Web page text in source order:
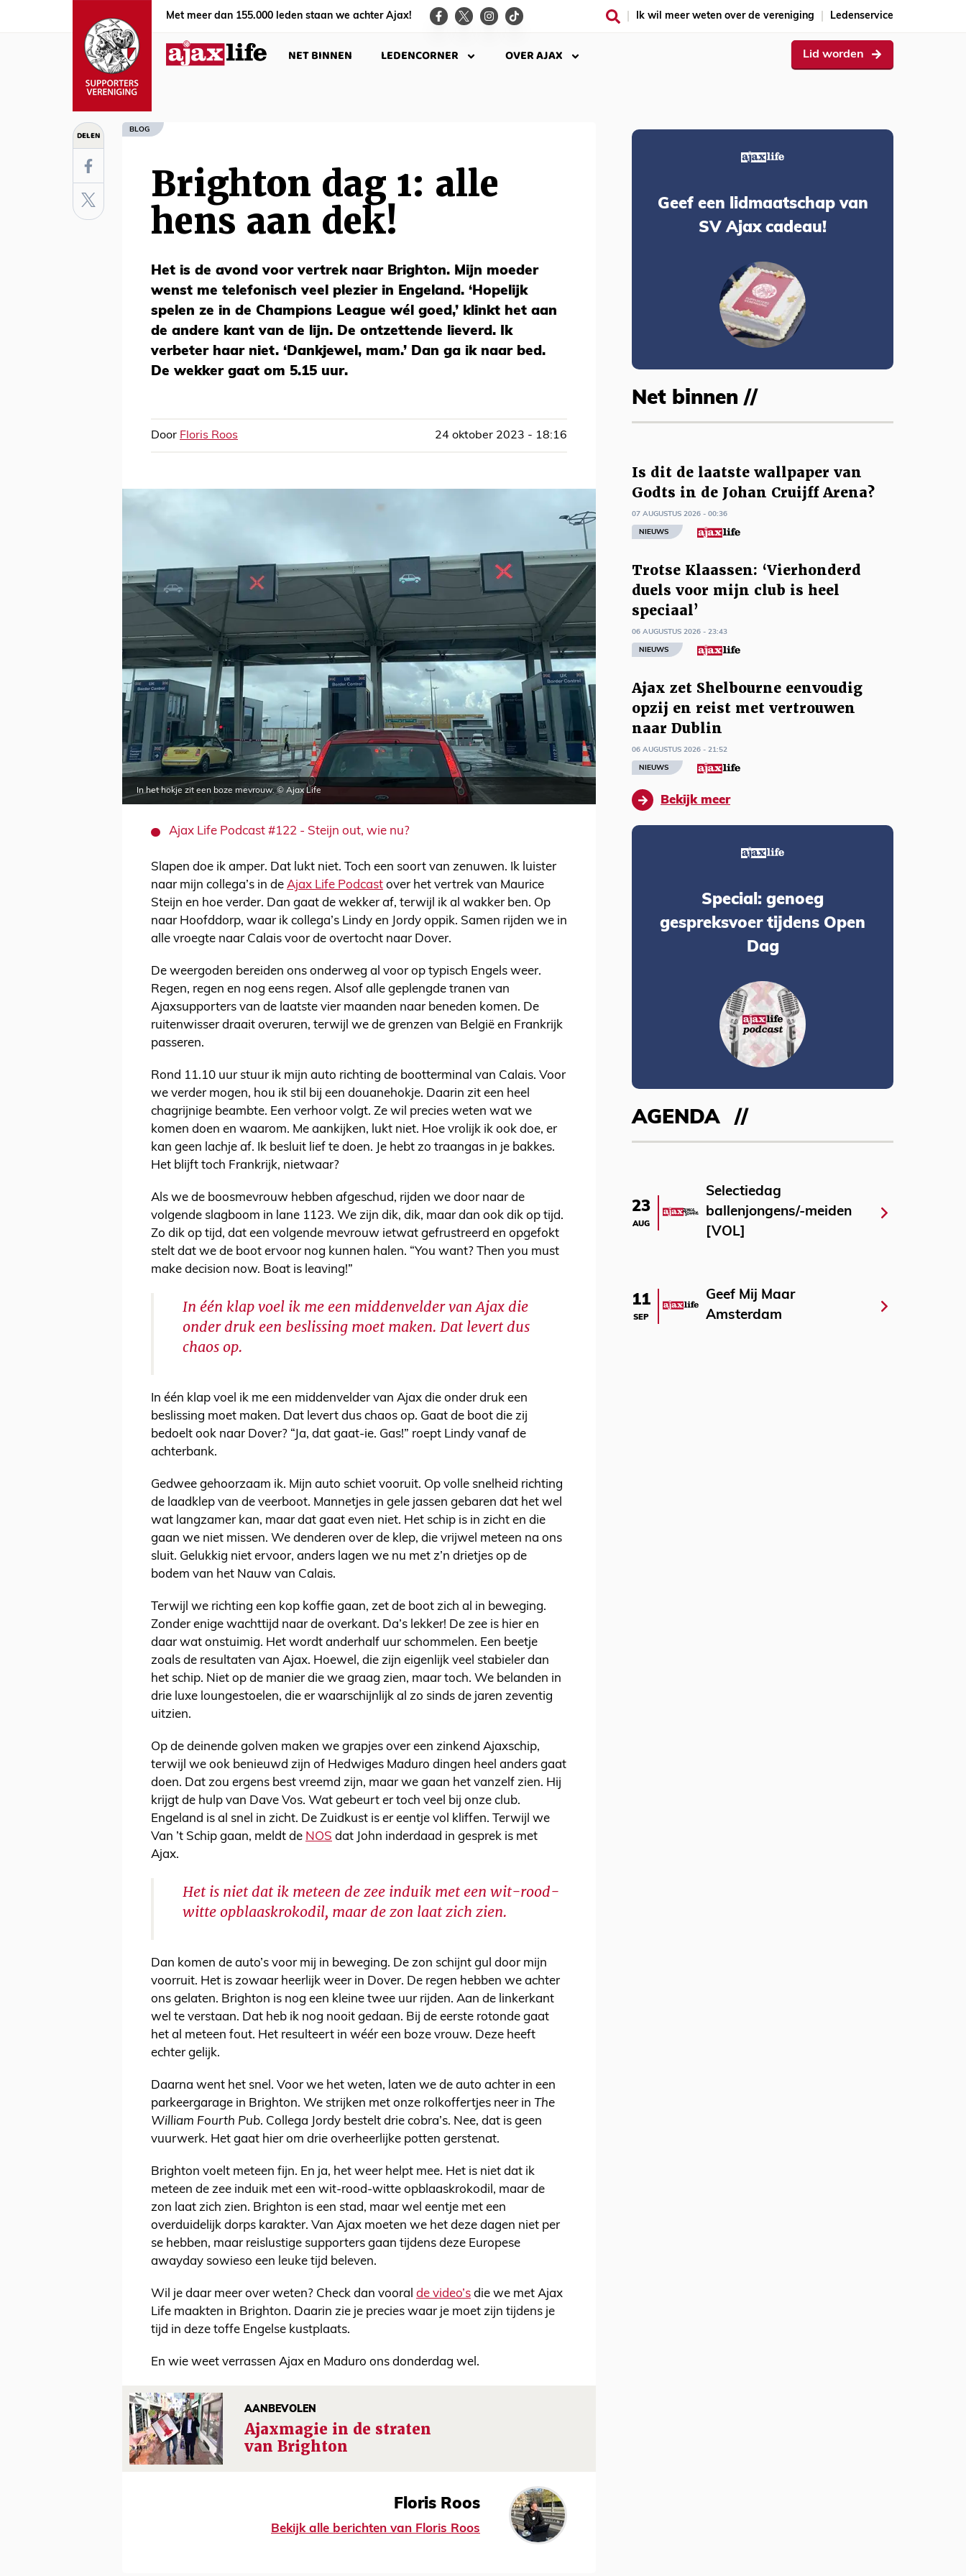
Met meer dan 155.000 leden staan we achter Ajax! Ik wil meer weten over de vereniging Ledenservice
NET BINNEN LEDENCORNER OVER AJAX Lid worden
DELEN BLOG
Brighton dag 1: alle
hens aan dek!
Het is de avond voor vertrek naar Brighton. Mijn moeder
wenst me telefonisch veel plezier in Engeland. ‘Hopelijk
spelen ze in de Champions League wél goed,’ klinkt het aan
de andere kant van de lijn. De ontzettende lieverd. Ik
verbeter haar niet. ‘Dankjewel, mam.’ Dan ga ik naar bed.
De wekker gaat om 5.15 uur.
Door Floris Roos 24 oktober 2023 - 18:16
In het hokje zit een boze mevrouw. © Ajax Life
Ajax Life Podcast #122 - Steijn out, wie nu?
Slapen doe ik amper. Dat lukt niet. Toch een soort van zenuwen. Ik luister
naar mijn collega’s in de Ajax Life Podcast over het vertrek van Maurice
Steijn en hoe verder. Dan gaat de wekker af, terwijl ik al wakker ben. Op
naar Hoofddorp, waar ik collega’s Lindy en Jordy oppik. Samen rijden we in
alle vroegte naar Calais voor de overtocht naar Dover.
De weergoden bereiden ons onderweg al voor op typisch Engels weer.
Regen, regen en nog eens regen. Alsof alle geplengde tranen van
Ajaxsupporters van de laatste vier maanden naar beneden komen. De
ruitenwisser draait overuren, terwijl we de grenzen van België en Frankrijk
passeren.
Rond 11.10 uur stuur ik mijn auto richting de bootterminal van Calais. Voor
we verder mogen, hou ik stil bij een douanehokje. Daarin zit een heel
chagrijnige beambte. Een verhoor volgt. Ze wil precies weten wat we
komen doen en waarom. Me aankijken, lukt niet. Hoe vrolijk ik ook doe, er
kan geen lachje af. Ik besluit lief te doen. Je hebt zo traangas in je bakkes.
Het blijft toch Frankrijk, nietwaar?
Als we de boosmevrouw hebben afgeschud, rijden we door naar de
volgende slagboom in lane 1123. We zijn dik, dik, maar dan ook dik op tijd.
Zo dik op tijd, dat een volgende mevrouw ietwat gefrustreerd en opgefokt
stelt dat we de boot ervoor nog kunnen halen. “You want? Then you must
make decision now. Boat is leaving!”
In één klap voel ik me een middenvelder van Ajax die
onder druk een beslissing moet maken. Dat levert dus
chaos op.
In één klap voel ik me een middenvelder van Ajax die onder druk een
beslissing moet maken. Dat levert dus chaos op. Gaat de boot die zij
bedoelt ook naar Dover? “Ja, dat gaat-ie. Gas!” roept Lindy vanaf de
achterbank.
Gedwee gehoorzaam ik. Mijn auto schiet vooruit. Op volle snelheid richting
de laadklep van de veerboot. Mannetjes in gele jassen gebaren dat het wel
wat langzamer kan, maar dat gaat even niet. Het schip is in zicht en die
gaan we niet missen. We denderen over de klep, die vrijwel meteen na ons
sluit. Gelukkig niet ervoor, anders lagen we nu met z’n drietjes op de
bodem van het Nauw van Calais.
Terwijl we richting een kop koffie gaan, zet de boot zich al in beweging.
Zonder enige wachttijd naar de overkant. Da’s lekker! De zee is hier en
daar wat onstuimig. Het wordt anderhalf uur schommelen. Een beetje
zoals de resultaten van Ajax. Hoewel, die zijn eigenlijk veel stabieler dan
het schip. Niet op de manier die we graag zien, maar toch. We belanden in
drie luxe loungestoelen, die er waarschijnlijk al zo sinds de jaren zeventig
uitzien.
Op de deinende golven maken we grapjes over een zinkend Ajaxschip,
terwijl we ook benieuwd zijn of Hedwiges Maduro dingen heel anders gaat
doen. Dat zou ergens best vreemd zijn, maar we gaan het vanzelf zien. Hij
krijgt de hulp van Dave Vos. Wat gebeurt er toch veel bij onze club.
Engeland is al snel in zicht. De Zuidkust is er eentje vol kliffen. Terwijl we
Van ’t Schip gaan, meldt de NOS dat John inderdaad in gesprek is met
Ajax.
Het is niet dat ik meteen de zee induik met een wit-rood-
witte opblaaskrokodil, maar de zon laat zich zien.
Dan komen de auto’s voor mij in beweging. De zon schijnt gul door mijn
voorruit. Het is zowaar heerlijk weer in Dover. De regen hebben we achter
ons gelaten. Brighton is nog een kleine twee uur rijden. Aan de linkerkant
wel te verstaan. Dat heb ik nog nooit gedaan. Bij de eerste rotonde gaat
het al meteen fout. Het resulteert in wéér een boze vrouw. Deze heeft
echter gelijk.
Daarna went het snel. Voor we het weten, laten we de auto achter in een
parkeergarage in Brighton. We strijken met onze rolkoffertjes neer in The
William Fourth Pub. Collega Jordy bestelt drie cobra’s. Nee, dat is geen
vuurwerk. Het gaat hier om drie overheerlijke potten gerstenat.
Brighton voelt meteen fijn. En ja, het weer helpt mee. Het is niet dat ik
meteen de zee induik met een wit-rood-witte opblaaskrokodil, maar de
zon laat zich zien. Brighton is een stad, maar wel eentje met een
overduidelijk dorps karakter. Van Ajax moeten we het deze dagen niet per
se hebben, maar reislustige supporters gaan tijdens deze Europese
awayday sowieso een leuke tijd beleven.
Wil je daar meer over weten? Check dan vooral de video’s die we met Ajax
Life maakten in Brighton. Daarin zie je precies waar je moet zijn tijdens je
tijd in deze toffe Engelse kustplaats.
En wie weet verrassen Ajax en Maduro ons donderdag wel.
AANBEVOLEN
Ajaxmagie in de straten
van Brighton
Floris Roos
Bekijk alle berichten van Floris Roos
Geef een lidmaatschap van
SV Ajax cadeau!
Net binnen //
Is dit de laatste wallpaper van
Godts in de Johan Cruijff Arena?
07 AUGUSTUS 2026 - 00:36
NIEUWS
Trotse Klaassen: ‘Vierhonderd
duels voor mijn club is heel
speciaal’
06 AUGUSTUS 2026 - 23:43
NIEUWS
Ajax zet Shelbourne eenvoudig
opzij en reist met vertrouwen
naar Dublin
06 AUGUSTUS 2026 - 21:52
NIEUWS
Bekijk meer
Special: genoeg
gespreksvoer tijdens Open
Dag
AGENDA
23
AUG
Selectiedag
ballenjongens/-meiden
[VOL]
11
SEP
Geef Mij Maar
Amsterdam